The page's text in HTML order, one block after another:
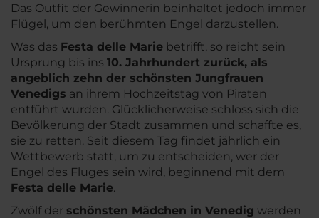
Das Outfit der Gewinnerin beinhaltet jedoch immer
Flügel, um den berühmten Engel darzustellen.
Was das Festa delle Marie betrifft, so reicht sein
Ursprung bis ins 10. Jahrhundert zurück, als
angeblich zehn der schönsten Jungfrauen
Venedigs an ihrem Hochzeitstag von Piraten
entführt wurden. Glücklicherweise schloss sich die
Bevölkerung der Stadt zusammen und schaffte es,
sie zu retten. Seit diesem Tag findet jährlich ein
Wettbewerb statt, um zu entscheiden, wer der
Engel des Fluges sein wird, beginnend mit dem
Festa delle Marie.
Zwölf der schönsten Mädchen in Venedig werden